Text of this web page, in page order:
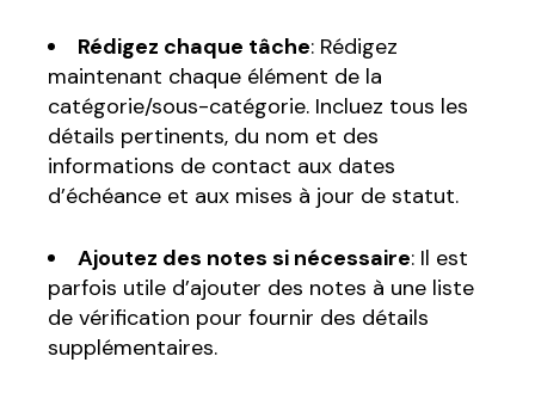
Rédigez chaque tâche: Rédigez
maintenant chaque élément de la
catégorie/sous-catégorie. Incluez tous les
détails pertinents, du nom et des
informations de contact aux dates
d’échéance et aux mises à jour de statut.
Ajoutez des notes si nécessaire: Il est
parfois utile d’ajouter des notes à une liste
de vérification pour fournir des détails
supplémentaires.